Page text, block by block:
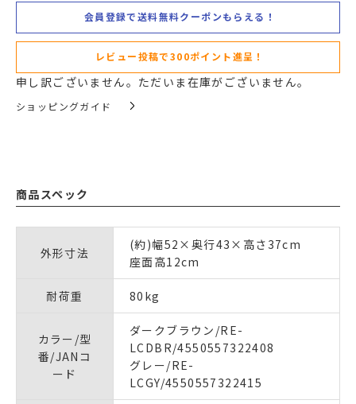
会員登録で送料無料クーポンもらえる！
レビュー投稿で300ポイント進呈！
申し訳ございません。ただいま在庫がございません。
ショッピングガイド
商品スペック
外形寸法
(約)幅52×奥行43×高さ37cm
座面高12cm
耐荷重 80kg
カラー/型
番/JANコ
ード
ダークブラウン/RE-
LCDBR/4550557322408
グレー/RE-
LCGY/4550557322415